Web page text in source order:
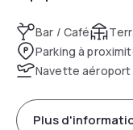
Bar / Café
Parking à
Navette aéroport
Plus